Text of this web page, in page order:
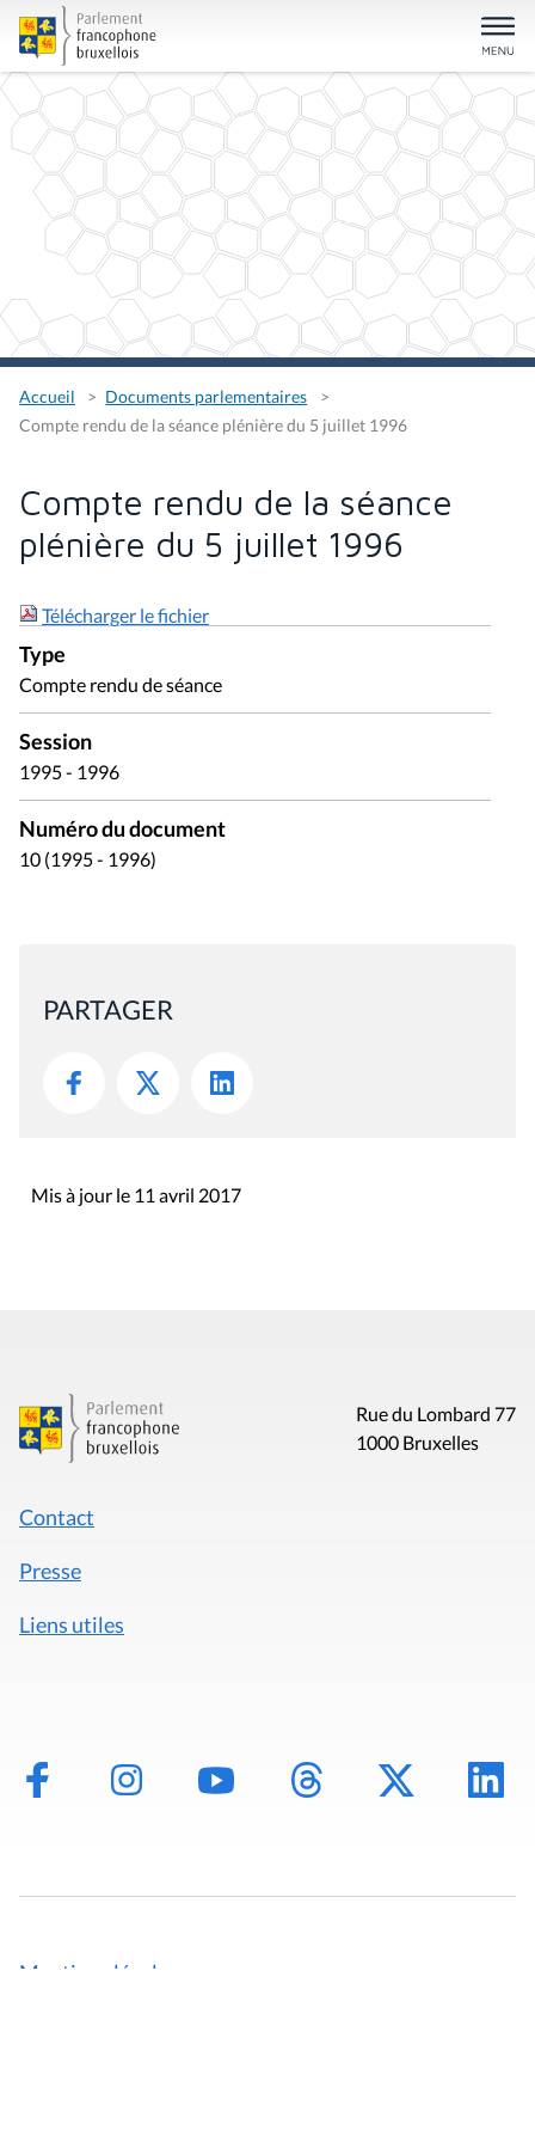
Accueil
Documents parlementaires
Compte rendu de la séance plénière du 5 juillet 1996
Compte rendu de la séance
plénière du 5 juillet 1996
Télécharger le fichier
Type
Compte rendu de séance
Session
1995 - 1996
Numéro du document
10 (1995 - 1996)
PARTAGER
Mis à jour le 11 avril 2017
Rue du Lombard 77
1000 Bruxelles
Contact
Presse
Liens utiles
Mentions légales